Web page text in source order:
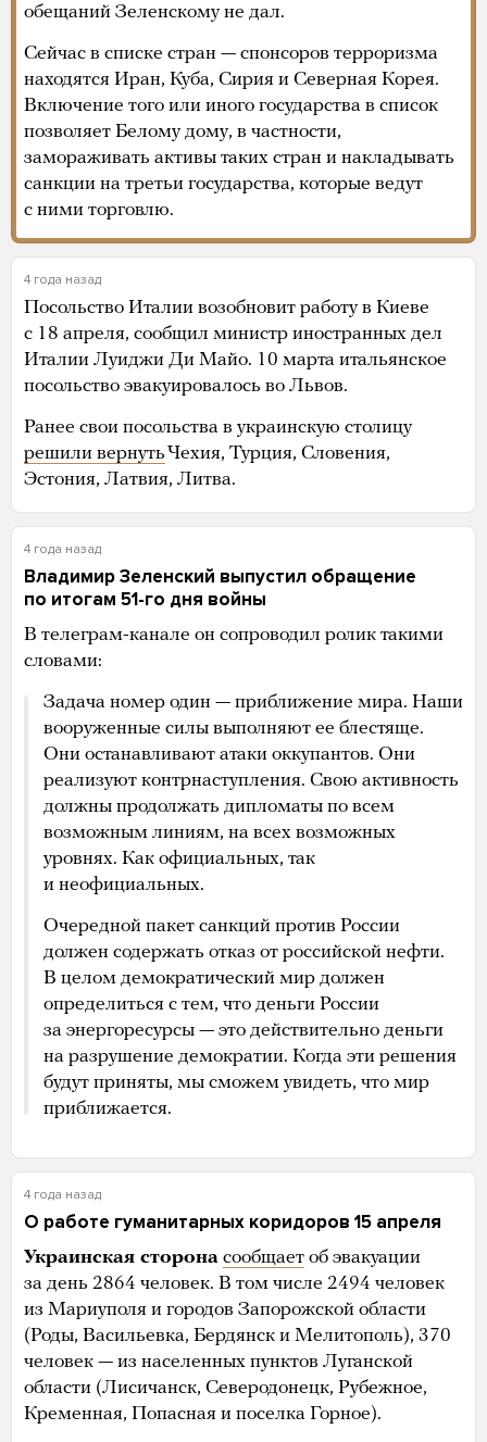
обещаний Зеленскому не дал.
Сейчас в списке стран — спонсоров терроризма
находятся Иран, Куба, Сирия и Северная Корея.
Включение того или иного государства в список
позволяет Белому дому, в частности,
замораживать активы таких стран и накладывать
санкции на третьи государства, которые ведут
с ними торговлю.
4 года назад
Посольство Италии возобновит работу в Киеве
с 18 апреля, сообщил министр иностранных дел
Италии Луиджи Ди Майо. 10 марта итальянское
посольство эвакуировалось во Львов.
Ранее свои посольства в украинскую столицу
решили вернутьЧехия, Турция, Словения,
Эстония, Латвия, Литва.
4 года назад
Владимир Зеленский выпустил обращение
по итогам 51-го дня войны
В телеграм-канале он сопроводил ролик такими
словами:
Задача номер один — приближение мира. Наши
вооруженные силы выполняют ее блестяще.
Они останавливают атаки оккупантов. Они
реализуют контрнаступления. Свою активность
должны продолжать дипломаты по всем
возможным линиям, на всех возможных
уровнях. Как официальных, так
и неофициальных.
Очередной пакет санкций против России
должен содержать отказ от российской нефти.
В целом демократический мир должен
определиться с тем, что деньги России
за энергоресурсы — это действительно деньги
на разрушение демократии. Когда эти решения
будут приняты, мы сможем увидеть, что мир
приближается.
4 года назад
О работе гуманитарных коридоров 15 апреля
Украинская сторона сообщает об эвакуации
за день 2864 человек. В том числе 2494 человек
из Мариуполя и городов Запорожской области
(Роды, Васильевка, Бердянск и Мелитополь), 370
человек — из населенных пунктов Луганской
области (Лисичанск, Северодонецк, Рубежное,
Кременная, Попасная и поселка Горное).